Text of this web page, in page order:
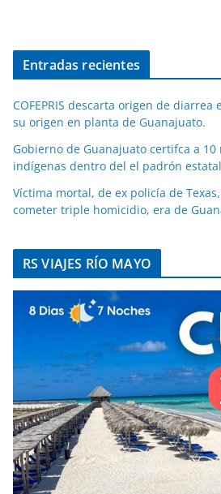
Entradas recientes
COFEPRIS descarta origen de diarrea
su origen en planta de Guanajuato.
Gobierno de Guanajuato certifca a
indígenas dentro del el padrón
Víctima mortal, de ex policía de
cometer triple homicidio, era de
RS VIAJES RÍO MAYO